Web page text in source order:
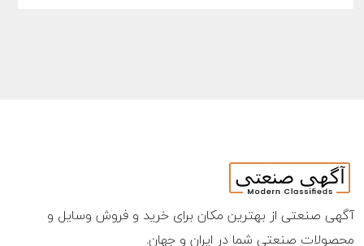
آگهی صنعتی از بهترین مکان برای خرید و فروش وسایل و
محصولات صنعتی شما در ایران و جهان.